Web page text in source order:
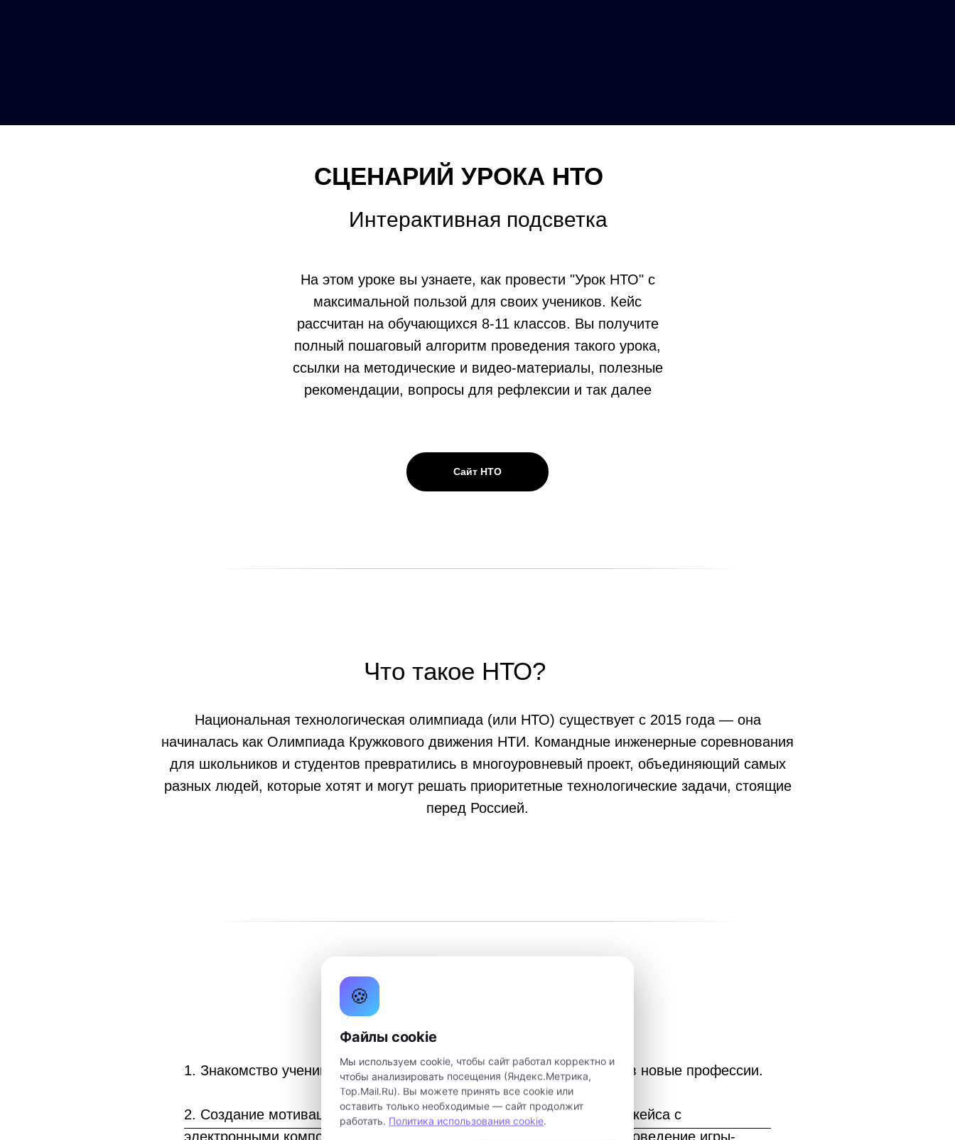
СЦЕНАРИЙ УРОКА НТО
Интерактивная подсветка
На этом уроке вы узнаете, как провести "Урок НТО" с
максимальной пользой для своих учеников. Кейс
рассчитан на обучающихся 8-11 классов. Вы получите
полный пошаговый алгоритм проведения такого урока,
ссылки на методические и видео-материалы, полезные
рекомендации, вопросы для рефлексии и так далее
Сайт НТО
Что такое НТО?
Национальная технологическая олимпиада (или НТО) существует с 2015 года — она
начиналась как Олимпиада Кружкового движения НТИ. Командные инженерные соревнования
для школьников и студентов превратились в многоуровневый проект, объединяющий самых
разных людей, которые хотят и могут решать приоритетные технологические задачи, стоящие
перед Россией.
Цели
1. Знакомство учеников с современными технологиями, введение в новые профессии.
2. Создание мотивационного момента через решение прикладного кейса с
электронными компонентами (или – в отсутствие расходников – проведение игры-
🍪
Файлы cookie
Мы используем cookie, чтобы сайт работал корректно и
чтобы анализировать посещения (Яндекс.Метрика,
Top.Mail.Ru). Вы можете принять все cookie или
оставить только необходимые — сайт продолжит
работать. Политика использования cookie.